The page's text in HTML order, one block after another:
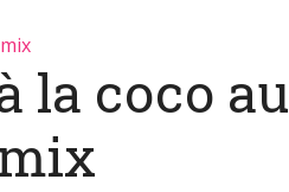
la coco au